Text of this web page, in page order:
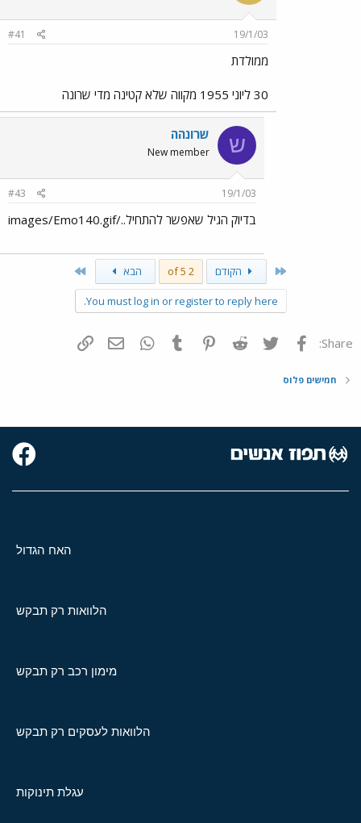
19/1/03
#41
ממולדת
30 ליוני 1955 מקווה שלא קטינה מדי שרונה
ש שרונהה
New member
19/1/03
#43
בדיוק הגיל שאפשר להתחיל../images/Emo140.gif
First הקודם 2 of 5 הבא
You must log in or register to reply here.
Share: פייסבוק Twitter
Reddit
Pinterest
Tumblr
WhatsAppדואר אלקטרוני
חמישים פלוס
האח הגדול
הלוואות רק תבקש
מימון רכב רק תבקש
הלוואות לעסקים רק תבקש
עגלת תינוקות